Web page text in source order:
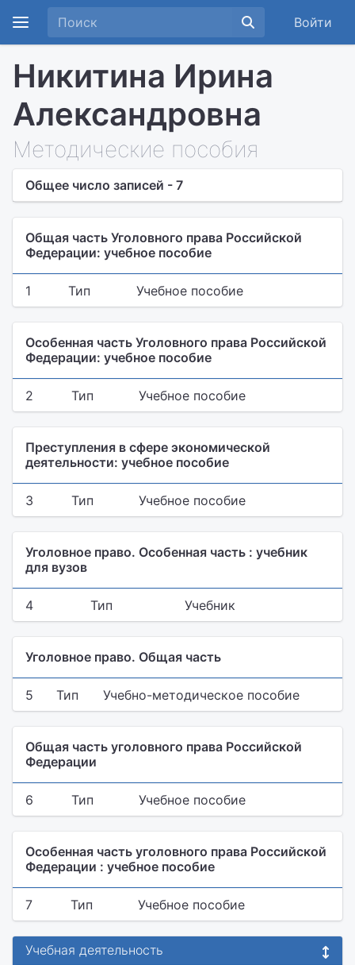
Войти
Никитина Ирина
Александровна
Методические пособия
Общее число записей - 7
Общая часть Уголовного права Российской
Федерации: учебное пособие
1 Тип Учебное пособие
Особенная часть Уголовного права Российской
Федерации: учебное пособие
2 Тип Учебное пособие
Преступления в сфере экономической
деятельности: учебное пособие
3 Тип Учебное пособие
Уголовное право. Особенная часть : учебник
для вузов
4 Тип Учебник
Уголовное право. Общая часть
5 Тип Учебно-методическое пособие
Общая часть уголовного права Российской
Федерации
6 Тип Учебное пособие
Особенная часть уголовного права Российской
Федерации : учебное пособие
7 Тип Учебное пособие
Учебная деятельность